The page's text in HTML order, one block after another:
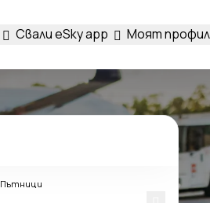
Свали eSky app Моят профил
Пътници